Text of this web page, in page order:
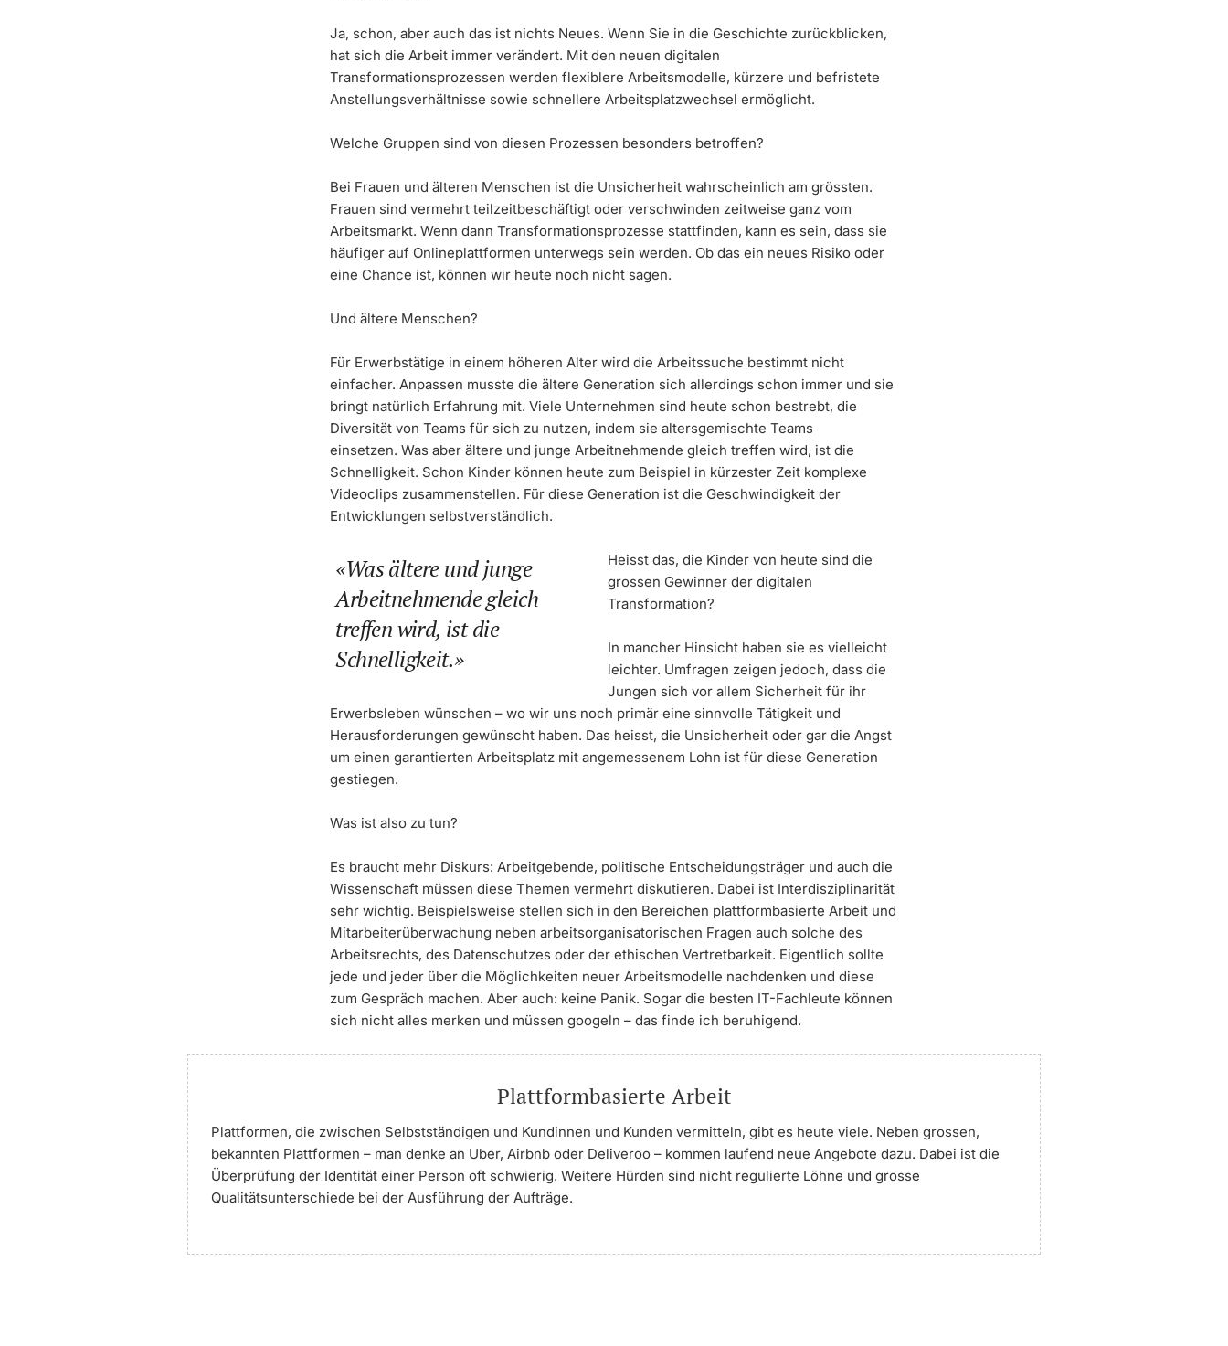
Ja, schon, aber auch das ist nichts Neues. Wenn Sie in die Geschichte zurückblicken,
hat sich die Arbeit immer verändert. Mit den neuen digitalen
Transformationsprozessen werden flexiblere Arbeitsmodelle, kürzere und befristete
Anstellungsverhältnisse sowie schnellere Arbeitsplatzwechsel ermöglicht.
Welche Gruppen sind von diesen Prozessen besonders betroffen?
Bei Frauen und älteren Menschen ist die Unsicherheit wahrscheinlich am grössten.
Frauen sind vermehrt teilzeitbeschäftigt oder verschwinden zeitweise ganz vom
Arbeitsmarkt. Wenn dann Transformationsprozesse stattfinden, kann es sein, dass sie
häufiger auf Onlineplattformen unterwegs sein werden. Ob das ein neues Risiko oder
eine Chance ist, können wir heute noch nicht sagen.
Und ältere Menschen?
Für Erwerbstätige in einem höheren Alter wird die Arbeitssuche bestimmt nicht
einfacher. Anpassen musste die ältere Generation sich allerdings schon immer und sie
bringt natürlich Erfahrung mit. Viele Unternehmen sind heute schon bestrebt, die
Diversität von Teams für sich zu nutzen, indem sie altersgemischte Teams
einsetzen. Was aber ältere und junge Arbeitnehmende gleich treffen wird, ist die
Schnelligkeit. Schon Kinder können heute zum Beispiel in kürzester Zeit komplexe
Videoclips zusammenstellen. Für diese Generation ist die Geschwindigkeit der
Entwicklungen selbstverständlich.
Was ältere und junge
Arbeitnehmende gleich
treffen wird, ist die
Schnelligkeit.
Heisst das, die Kinder von heute sind die
grossen Gewinner der digitalen
Transformation?
In mancher Hinsicht haben sie es vielleicht
leichter. Umfragen zeigen jedoch, dass die
Jungen sich vor allem Sicherheit für ihr
Erwerbsleben wünschen – wo wir uns noch primär eine sinnvolle Tätigkeit und
Herausforderungen gewünscht haben. Das heisst, die Unsicherheit oder gar die Angst
um einen garantierten Arbeitsplatz mit angemessenem Lohn ist für diese Generation
gestiegen.
Was ist also zu tun?
Es braucht mehr Diskurs: Arbeitgebende, politische Entscheidungsträger und auch die
Wissenschaft müssen diese Themen vermehrt diskutieren. Dabei ist Interdisziplinarität
sehr wichtig. Beispielsweise stellen sich in den Bereichen plattformbasierte Arbeit und
Mitarbeiterüberwachung neben arbeitsorganisatorischen Fragen auch solche des
Arbeitsrechts, des Datenschutzes oder der ethischen Vertretbarkeit. Eigentlich sollte
jede und jeder über die Möglichkeiten neuer Arbeitsmodelle nachdenken und diese
zum Gespräch machen. Aber auch: keine Panik. Sogar die besten IT-Fachleute können
sich nicht alles merken und müssen googeln – das finde ich beruhigend.
Plattformbasierte Arbeit
Plattformen, die zwischen Selbstständigen und Kundinnen und Kunden vermitteln, gibt es heute viele. Neben grossen,
bekannten Plattformen – man denke an Uber, Airbnb oder Deliveroo – kommen laufend neue Angebote dazu. Dabei ist die
Überprüfung der Identität einer Person oft schwierig. Weitere Hürden sind nicht regulierte Löhne und grosse
Qualitätsunterschiede bei der Ausführung der Aufträge.